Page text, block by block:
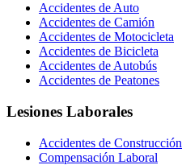
Accidentes de Auto
Accidentes de Camión
Accidentes de Motocicleta
Accidentes de Bicicleta
Accidentes de Autobús
Accidentes de Peatones
Lesiones Laborales
Accidentes de Construcción
Compensación Laboral